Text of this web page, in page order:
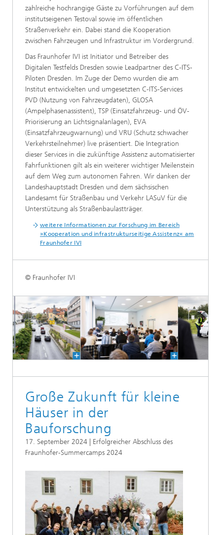
zahlreiche hochrangige Gäste zu Vorführungen auf dem
institutseigenen Testoval sowie im öffentlichen
Straßenverkehr ein. Dabei stand die Kooperation
zwischen Fahrzeugen und Infrastruktur im Vordergrund.
Das Fraunhofer IVI ist Initiator und Betreiber des
Digitalen Testfelds Dresden sowie Leadpartner des C-ITS-
Piloten Dresden. Im Zuge der Demo wurden die am
Institut entwickelten und umgesetzten C-ITS-Services
PVD (Nutzung von Fahrzeugdaten), GLOSA
(Ampelphasenassistent), TSP (Einsatzfahrzeug- und ÖV-
Priorisierung an Lichtsignalanlagen), EVA
(Einsatzfahrzeugwarnung) und VRU (Schutz schwacher
Verkehrsteilnehmer) live präsentiert. Die Integration
dieser Services in die zukünftige Assistenz automatisierter
Fahrfunktionen gilt als ein weiterer wichtiger Meilenstein
auf dem Weg zum autonomen Fahren. Wir danken der
Landeshauptstadt Dresden und dem sächsischen
Landesamt für Straßenbau und Verkehr LASuV für die
Unterstützung als Straßenbaulastträger.
weitere Informationen zur Forschung im Bereich
»Kooperation und infrastrukturseitige Assistenz« am
Fraunhofer IVI
© Fraunhofer IVI
Große Zukunft für kleine
Häuser in der
Bauforschung
17. September 2024 | Erfolgreicher Abschluss des
Fraunhofer-Summercamps 2024